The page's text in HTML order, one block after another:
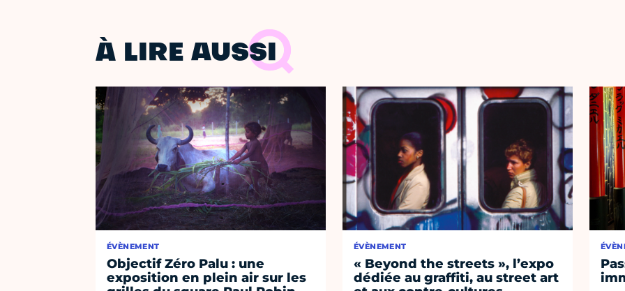
À LIRE AUSSI
ÉVÈNEMENT
Objectif Zéro Palu : une
exposition en plein air sur les
ÉVÈNEMENT
« Beyond the streets », l’expo
dédiée au graffiti, au street art